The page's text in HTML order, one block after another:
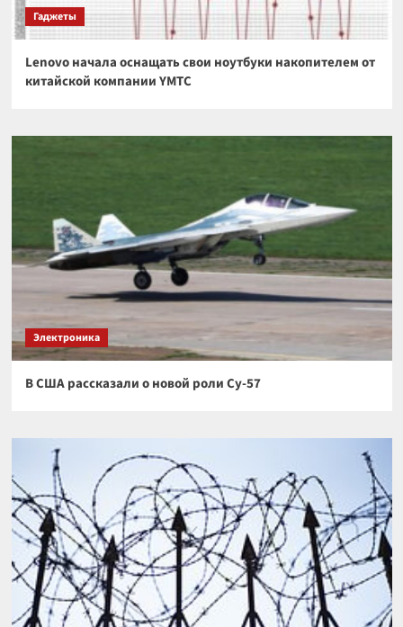
Гаджеты
Lenovo начала оснащать свои ноутбуки накопителем от
китайской компании YMTC
Электроника
В США рассказали о новой роли Су-57